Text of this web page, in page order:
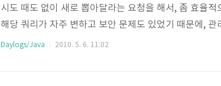
시도 때도 없이 새로 뽑아달라는 요청을 해서, 좀 효율
해당 쿼리가 자주 변하고 보안 문제도 있었기 때문에,
올라가 있는 sql 파일을 읽어 목록을 구성하고, 해당 쿼
Daylogs/Java 2010. 5. 6. 11:02